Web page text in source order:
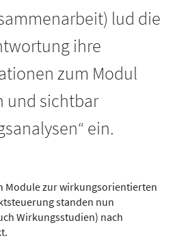
lud die
ihre
zum Modul
und sichtbar
ein.
Module zur wirkungsorientierten
standen nun
Wirkungsstudien) nach